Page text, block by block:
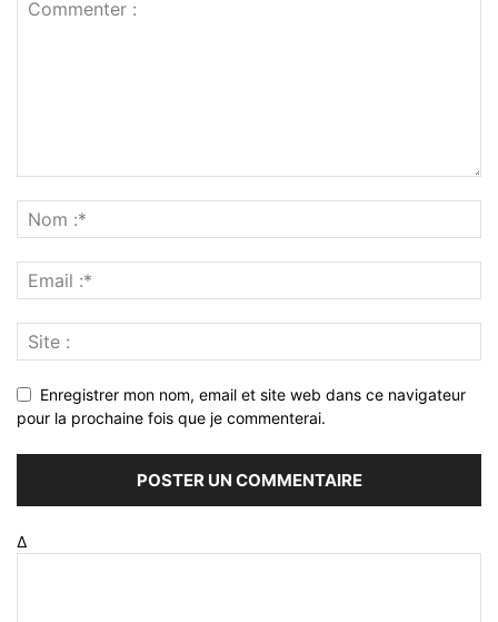
Enregistrer mon nom, email et site web dans ce navigateur
pour la prochaine fois que je commenterai.
Δ